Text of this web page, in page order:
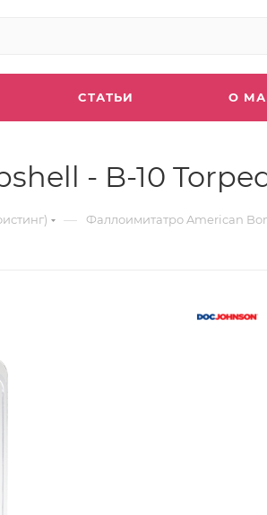
СТАТЬИ О
- B-10
— Фаллоимитатро American